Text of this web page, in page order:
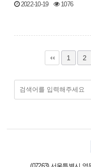
2022-10-19 1076
1 2